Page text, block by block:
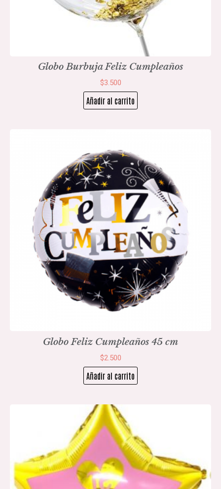
Globo Burbuja Feliz Cumpleaños
$3.500
Añadir al carrito
Globo Feliz Cumpleaños 45 cm
$2.500
Añadir al carrito